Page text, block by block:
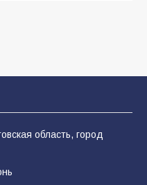
Что на самом
России в августе
дорожные работы
область, город